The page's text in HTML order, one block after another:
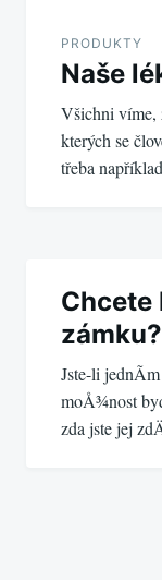
PRODUKTY
Naše
Všichni víme,
kterých se
třeba
Chcete
zámku?
Jste-li
moÅ¾nost
zda jste jej